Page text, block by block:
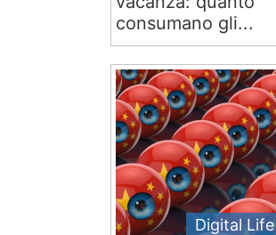
consumano gli...
Digital Life